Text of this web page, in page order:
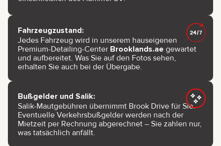
Fahrzeugzustand:
Jedes Fahrzeug wird in unserem hauseigenen
Premium-Detailing-Center Brooklands.ae gewartet
und aufbereitet. Was Sie auf den Fotos sehen,
erhalten Sie auch bei der Übergabe.
Bußgelder und Salik:
Salik-Mautgebühren übernimmt Brook Drive für Sie.
Eventuelle Verkehrsbußgelder werden nach der
Mietzeit per Rechnung abgerechnet – Sie zahlen nur,
was tatsächlich anfällt.